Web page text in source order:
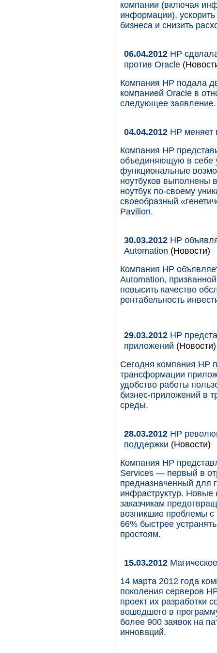
компании (включая
информации),
бизнеса и снизить
06.04.2012 HP
против Oracle
Компания HP подала
компанией Oracle в
следующее заявление.
04.04.2012 HP меняет
Компания HP
объединяющую в себе
функциональные
ноутбуков выполнены
ноутбук по-своему
своеобразный
Pavilion.
30.03.2012 HP
Automation (Новости)
Компания HP
Automation,
повысить качество
рентабельность
29.03.2012 HP
приложений (Новости)
Сегодня компания HP
трансформации
удобство работы
бизнес-приложений в
среды.
28.03.2012 HP
поддержки (Новости)
Компания HP
Services — первый в
предназначенный для
инфраструктур.
заказчикам
возникшие проблемы с
66% быстрее
простоям.
15.03.2012
14 марта 2012 года
поколения серверов
проект их разработки
вошедшего в
более 900 заявок на
инноваций.